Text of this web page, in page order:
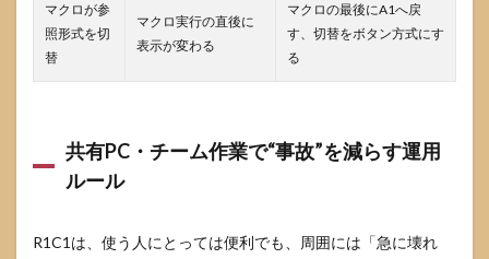
マクロが参
照形式を切
替
マクロ実行の直後に
表示が変わる
マクロの最後にA1へ戻
す、切替をボタン方式にす
る
共有PC・チーム作業で“事故”を減らす運用
ルール
R1C1は、使う人にとっては便利でも、周囲には「急に壊れ